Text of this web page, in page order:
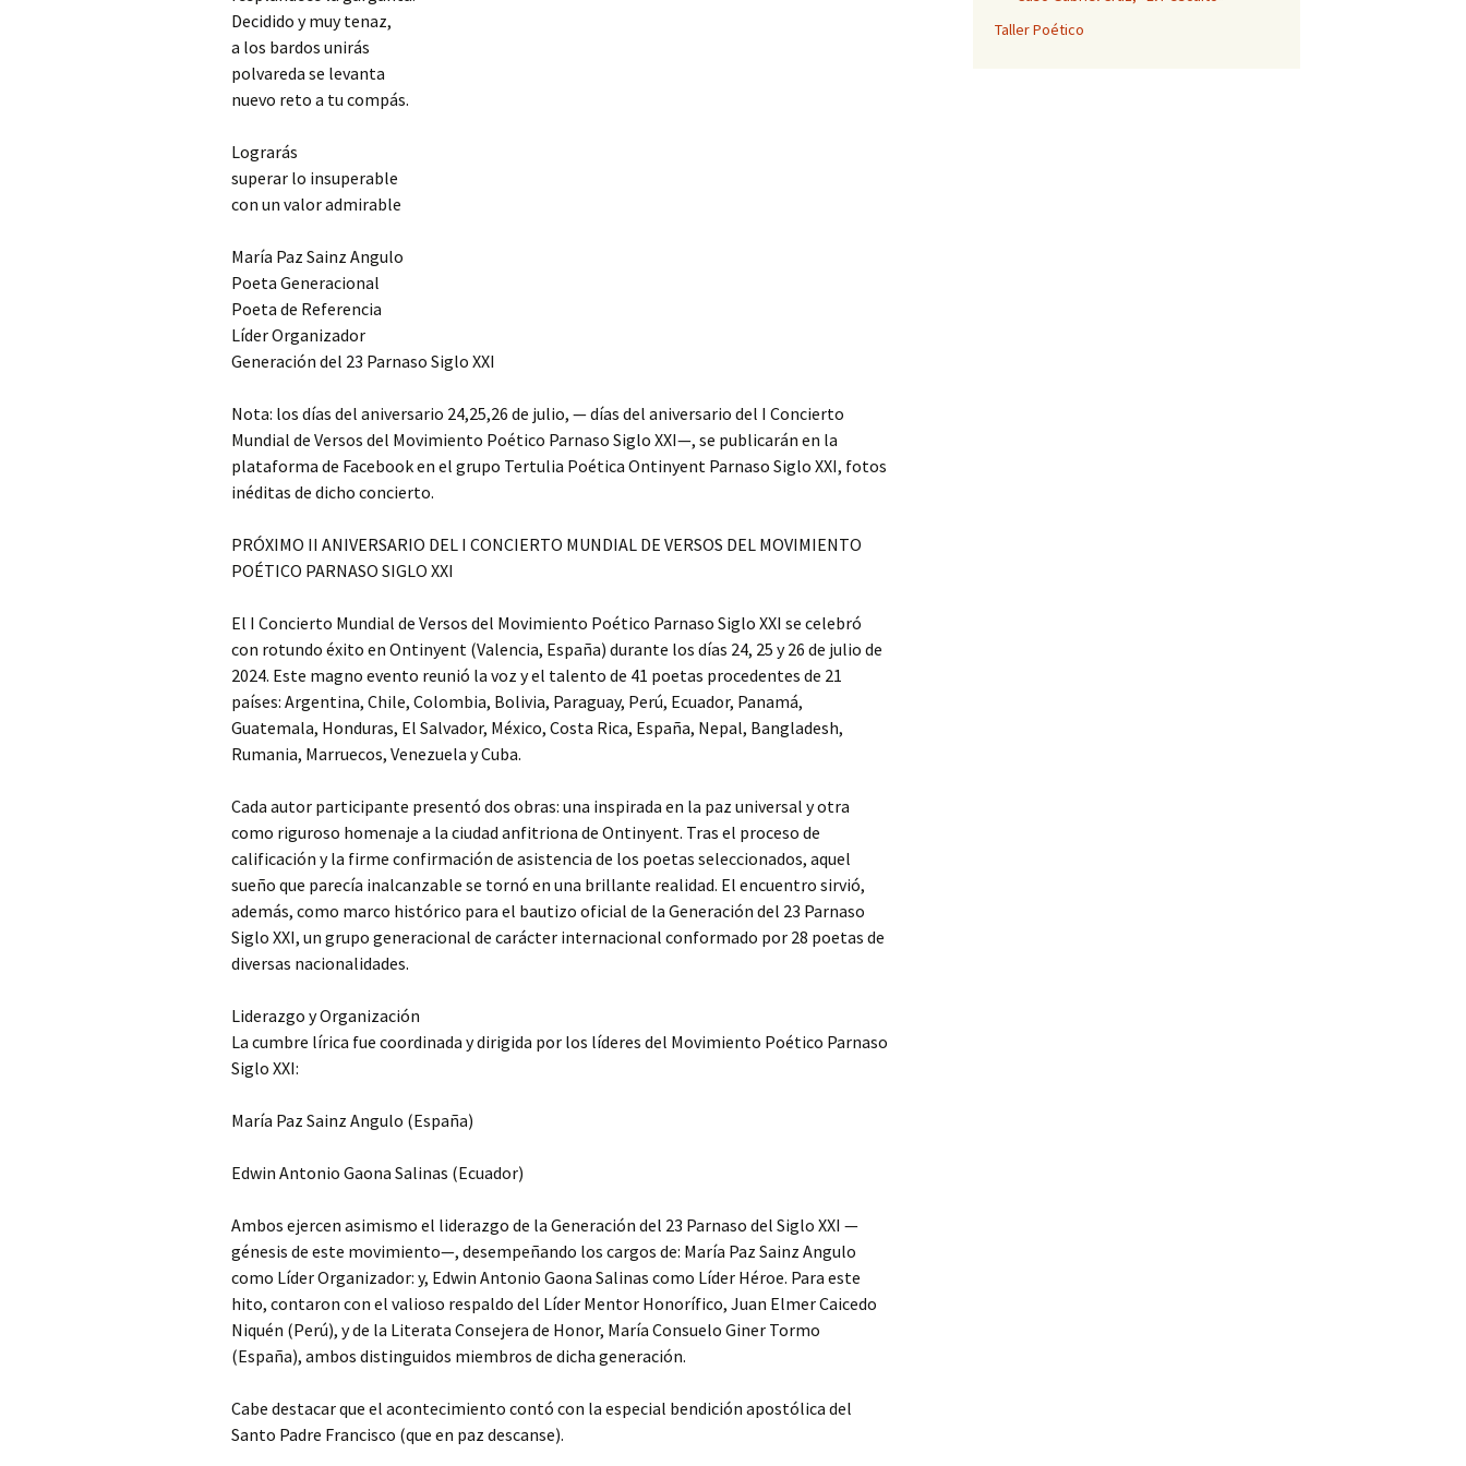
Decidido y muy tenaz,
a los bardos unirás
polvareda se levanta
nuevo reto a tu compás.
Lograrás
superar lo insuperable
con un valor admirable
María Paz Sainz Angulo
Poeta Generacional
Poeta de Referencia
Líder Organizador
Generación del 23 Parnaso Siglo XXI
Nota: los días del aniversario 24,25,26 de julio, — días del aniversario del I Concierto
Mundial de Versos del Movimiento Poético Parnaso Siglo XXI—, se publicarán en la
plataforma de Facebook en el grupo Tertulia Poética Ontinyent Parnaso Siglo XXI, fotos
inéditas de dicho concierto.
PRÓXIMO II ANIVERSARIO DEL I CONCIERTO MUNDIAL DE VERSOS DEL MOVIMIENTO
POÉTICO PARNASO SIGLO XXI
El I Concierto Mundial de Versos del Movimiento Poético Parnaso Siglo XXI se celebró
con rotundo éxito en Ontinyent (Valencia, España) durante los días 24, 25 y 26 de julio de
2024. Este magno evento reunió la voz y el talento de 41 poetas procedentes de 21
países: Argentina, Chile, Colombia, Bolivia, Paraguay, Perú, Ecuador, Panamá,
Guatemala, Honduras, El Salvador, México, Costa Rica, España, Nepal, Bangladesh,
Rumania, Marruecos, Venezuela y Cuba.
Cada autor participante presentó dos obras: una inspirada en la paz universal y otra
como riguroso homenaje a la ciudad anfitriona de Ontinyent. Tras el proceso de
calificación y la firme confirmación de asistencia de los poetas seleccionados, aquel
sueño que parecía inalcanzable se tornó en una brillante realidad. El encuentro sirvió,
además, como marco histórico para el bautizo oficial de la Generación del 23 Parnaso
Siglo XXI, un grupo generacional de carácter internacional conformado por 28 poetas de
diversas nacionalidades.
Liderazgo y Organización
La cumbre lírica fue coordinada y dirigida por los líderes del Movimiento Poético Parnaso
Siglo XXI:
María Paz Sainz Angulo (España)
Edwin Antonio Gaona Salinas (Ecuador)
Ambos ejercen asimismo el liderazgo de la Generación del 23 Parnaso del Siglo XXI —
génesis de este movimiento—, desempeñando los cargos de: María Paz Sainz Angulo
como Líder Organizador: y, Edwin Antonio Gaona Salinas como Líder Héroe. Para este
hito, contaron con el valioso respaldo del Líder Mentor Honorífico, Juan Elmer Caicedo
Niquén (Perú), y de la Literata Consejera de Honor, María Consuelo Giner Tormo
(España), ambos distinguidos miembros de dicha generación.
Cabe destacar que el acontecimiento contó con la especial bendición apostólica del
Santo Padre Francisco (que en paz descanse).
Taller Poético